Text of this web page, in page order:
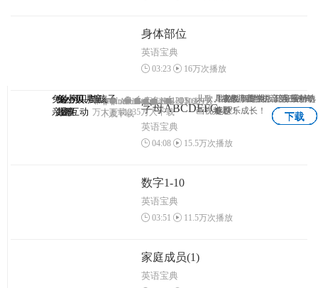
兔小贝拼
音
Android IOS
1102万人
下载
3-7岁儿童学拼音第一神奇
APP
下载
兔小贝—与孩子
亲密互动
Android
IOS
1235万人下载
早教益智游戏，陪宝宝一
起快乐成长！
下载
兔小贝
儿歌
Android IOS
1203
万人下载
儿歌、故事、国学、识字原创动
画视频！
下载
兔小贝儿童
故事
Android IOS
1069万
人下载
儿童故事专业版，海量精选
专题！
下载
身体部位
英语宝典
03:23 16万次播放
字母ABCDEFG
英语宝典
04:08 15.5万次播放
数字1-10
英语宝典
03:51 11.5万次播放
家庭成员(1)
英语宝典